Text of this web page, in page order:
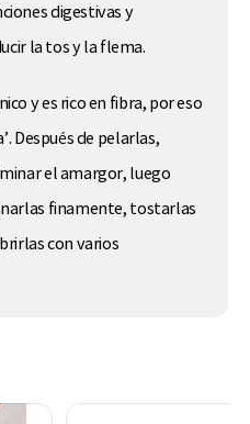
digestivas y
la tos y la flema.
y es rico en fibra, por eso
Después de pelarlas,
el amargor, luego
finamente, tostarlas
con varios